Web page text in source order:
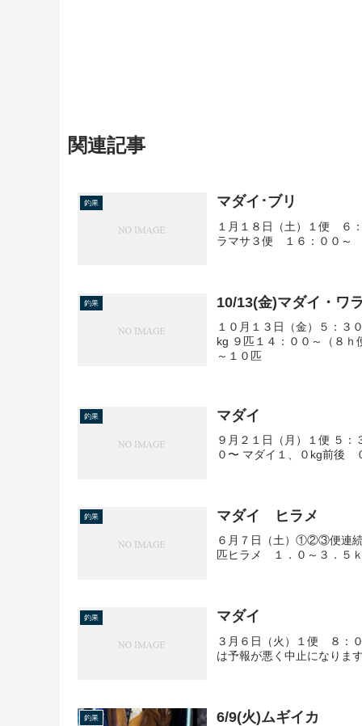
関連記事
釣果 マダイ･ブリ
１月１８日（土）１便 ６
ラマサ３便 １６：００～
釣果 10/13(金)マダイ・ワ
１０月１３日（金）５：３
kg ９匹１４：００～（８
～１０匹
釣果 マダイ
９月２１日（月）１便 ５
０〜 マダイ１、０kg前後
釣果 マダイ ヒラメ
６月７日（土）①②③便連
匹ヒラメ １．０～３．５
釣果 マダイ
３月６日（火）１便 ８：
は予報が悪く中止になりま
釣果 6/9(火)ムギイカ